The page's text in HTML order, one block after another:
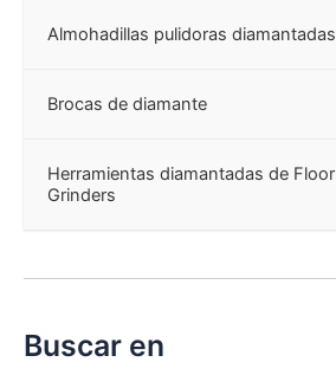
Almohadillas pulidoras diamantadas
Brocas de diamante
Herramientas diamantadas de Floor
Grinders
Buscar en